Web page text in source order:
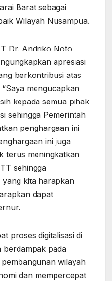
Barat sebagai
Wilayah Nusampua.
Dr. Andriko Noto
apresiasi
berkontribusi atas
mengucapkan
kepada semua pihak
sehingga Pemerintah
penghargaan ini
ini juga
terus meningkatkan
sehingga
kita harapkan
dapat
proses digitalisasi di
berdampak pada
wilayah
dan mempercepat